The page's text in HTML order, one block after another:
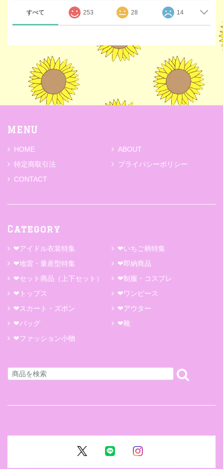
すべて 253 28 14
MENU
HOME
ABOUT
特定商取引法
プライバシーポリシー
CONTACT
Category
❤アイドル衣装特集
❤いちご柄特集
❤地雷・量産型特集
❤即納商品
❤セット商品（上下セット）
❤制服・コスプレ
❤トップス
❤ワンピース
❤スカート・ズボン
❤アウター
❤バッグ
❤靴
❤ファッション小物